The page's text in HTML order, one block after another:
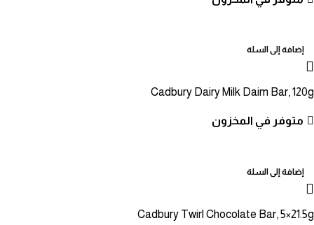
إضافة إلى السلة
Cadbury Dairy Milk Daim Bar, 120g
متوفر في المخزون
إضافة إلى السلة
Cadbury Twirl Chocolate Bar, 5×21.5g